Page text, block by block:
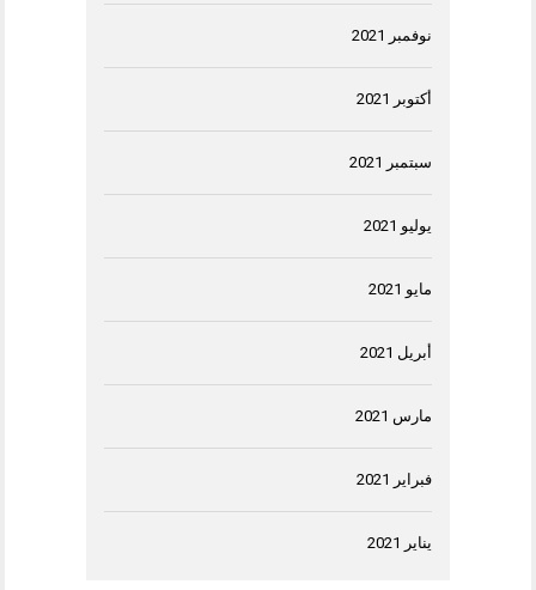
نوفمبر 2021
أكتوبر 2021
سبتمبر 2021
يوليو 2021
مايو 2021
أبريل 2021
مارس 2021
فبراير 2021
يناير 2021